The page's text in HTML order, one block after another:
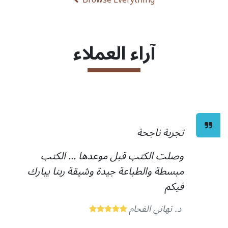
آراء العملاء
تجربة ناجحة
وصلت الكتب قبل موعدها ... الكتب
مبسطة والطباعة جيدة وشيقة ربنا يبارك
فيكم
د. تهاني الفحام